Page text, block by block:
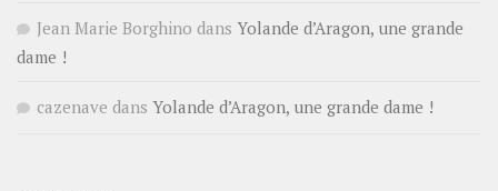
Jean Marie Borghino dans Yolande d’Aragon, une grande
dame !
cazenave dans Yolande d’Aragon, une grande dame !